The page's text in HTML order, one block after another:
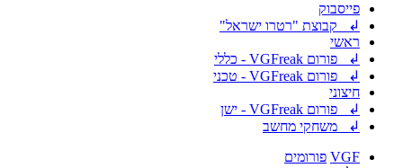
פייסבוק
↲ קבוצת "רטרו ישראל"
ראשי
↲ פורום VGFreak - כללי
↲ פורום VGFreak - טכני
חיצוני
↲ פורום VGFreak - ישן
↲ משחקי מחשב
VGF פורומים